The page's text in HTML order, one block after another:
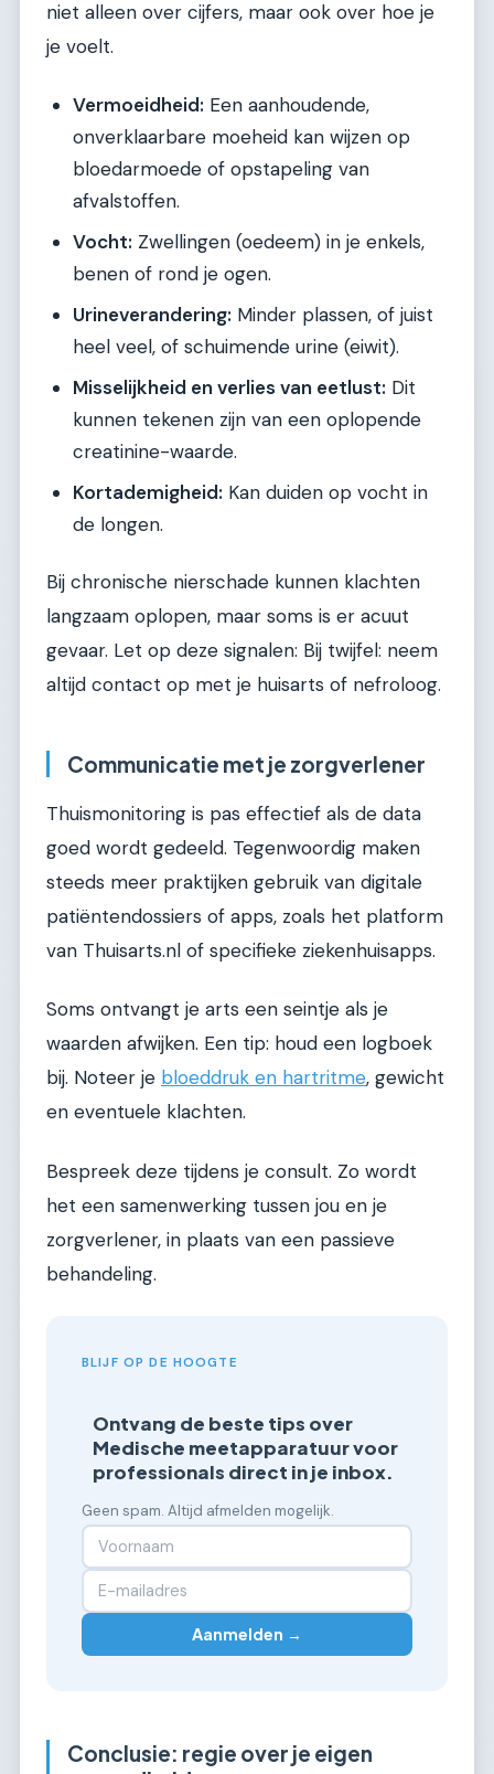
niet alleen over cijfers, maar ook over hoe je
je voelt.
Vermoeidheid: Een aanhoudende,
onverklaarbare moeheid kan wijzen op
bloedarmoede of opstapeling van
afvalstoffen.
Vocht: Zwellingen (oedeem) in je enkels,
benen of rond je ogen.
Urineverandering: Minder plassen, of juist
heel veel, of schuimende urine (eiwit).
Misselijkheid en verlies van eetlust: Dit
kunnen tekenen zijn van een oplopende
creatinine-waarde.
Kortademigheid: Kan duiden op vocht in
de longen.
Bij chronische nierschade kunnen klachten
langzaam oplopen, maar soms is er acuut
gevaar. Let op deze signalen: Bij twijfel: neem
altijd contact op met je huisarts of nefroloog.
Communicatie met je zorgverlener
Thuismonitoring is pas effectief als de data
goed wordt gedeeld. Tegenwoordig maken
steeds meer praktijken gebruik van digitale
patiëntendossiers of apps, zoals het platform
van Thuisarts.nl of specifieke ziekenhuisapps.
Soms ontvangt je arts een seintje als je
waarden afwijken. Een tip: houd een logboek
bij. Noteer je bloeddruk en hartritme, gewicht
en eventuele klachten.
Bespreek deze tijdens je consult. Zo wordt
het een samenwerking tussen jou en je
zorgverlener, in plaats van een passieve
behandeling.
BLIJF OP DE HOOGTE
Ontvang de beste tips over
Medische meetapparatuur voor
professionals direct in je inbox.
Geen spam. Altijd afmelden mogelijk.
Aanmelden →
Conclusie: regie over je eigen